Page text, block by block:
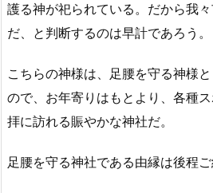
護る神が祀られている。だから我
だ、と判断するのは早計であろう。
こちらの神様は、足腰を守る神様
ので、お年寄りはもとより、各種
拝に訪れる賑やかな神社だ。
足腰を守る神社である由縁は後程ご